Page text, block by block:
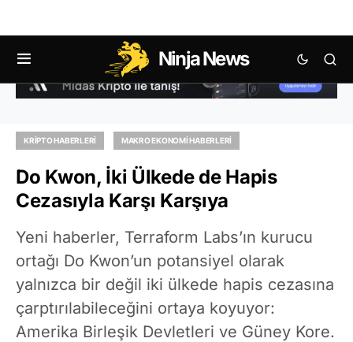
Ninja News
KRIPTO HABERLERI MAKRO EKONOMI HABERLERI
Do Kwon, İki Ülkede de Hapis
Cezasıyla Karşı Karşıya
Yeni haberler, Terraform Labs’ın kurucu
ortağı Do Kwon’un potansiyel olarak
yalnızca bir değil iki ülkede hapis cezasına
çarptırılabileceğini ortaya koyuyor:
Amerika Birleşik Devletleri ve Güney Kore.